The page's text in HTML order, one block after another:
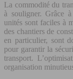
La commodité du
à souligner. Grâce
unités sont faciles à
des chantiers de
en particulier, sont
pour garantir la
transport.
organisation